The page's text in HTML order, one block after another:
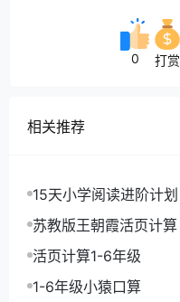
0 打赏
相关推荐
15天小学阅读进阶计划
苏教版王朝霞活页计算
活页计算1-6年级
1-6年级小猿口算